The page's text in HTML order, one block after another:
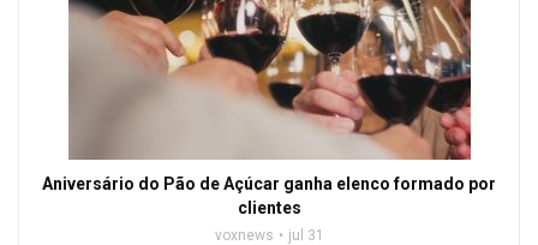
Aniversário do Pão de Açúcar ganha elenco formado por
clientes
voxnews jul 31